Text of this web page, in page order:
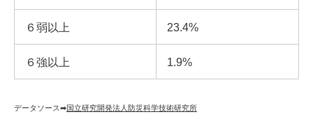
６弱以上 23.4%
６強以上 1.9%
データソース➡︎国立研究開発法人防災科学技術研究所